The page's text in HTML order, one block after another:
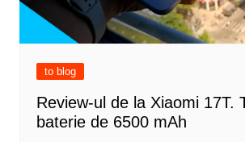
to blog
Review-ul de la Xiaomi 17T.
baterie de 6500 mAh